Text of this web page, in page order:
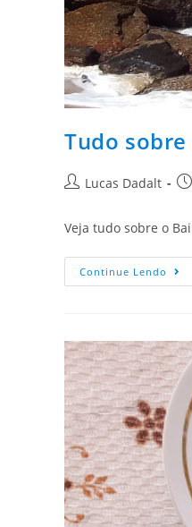
Tudo
Lucas Dadalt
Veja tudo sobre o
Continue Lendo